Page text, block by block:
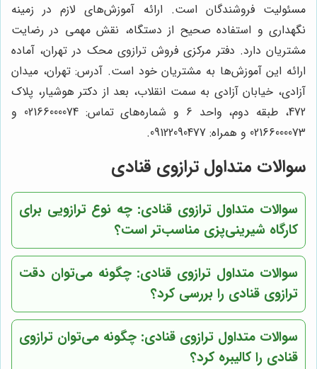
مسئولیت فروشندگان است. ارائه آموزش‌های لازم در زمینه
نگهداری و استفاده صحیح از دستگاه، نقش مهمی در رضایت
مشتریان دارد. دفتر مرکزی فروش ترازوی محک در تهران، آماده
ارائه این آموزش‌ها به مشتریان خود است. آدرس: تهران، میدان
آزادی، خیابان آزادی به سمت انقلاب، بعد از دکتر هوشیار، پلاک
472، طبقه دوم، واحد 6 و شماره‌های تماس: 02166000074 و
02166000073 و همراه: 09122090477.
سوالات متداول ترازوی قنادی
سوالات متداول ترازوی قنادی: چه نوع ترازویی برای
کارگاه شیرینی‌پزی مناسب‌تر است؟
سوالات متداول ترازوی قنادی: چگونه می‌توان دقت
ترازوی قنادی را بررسی کرد؟
سوالات متداول ترازوی قنادی: چگونه می‌توان ترازوی
قنادی را کالیبره کرد؟